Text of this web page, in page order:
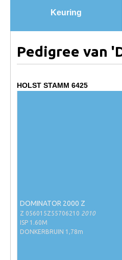
Animal Health Regulation
Marktplaats
Tarievenlijst
Nationale Keuring
Keuring
Pedigree van
HOLST STAMM 6425
DOMINATOR 2000 Z
Z 056015Z55706210 2010
ISP 1.60M
DONKERBRUIN 1,78m